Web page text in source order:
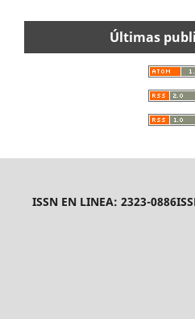
Últimas
ISSN EN LINEA: 2323-0886